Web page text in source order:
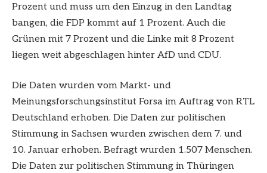
Prozent und muss um den Einzug in den Landtag
bangen, die FDP kommt auf 1 Prozent. Auch die
Grünen mit 7 Prozent und die Linke mit 8 Prozent
liegen weit abgeschlagen hinter AfD und CDU.
Die Daten wurden vom Markt- und
Meinungsforschungsinstitut Forsa im Auftrag von RTL
Deutschland erhoben. Die Daten zur politischen
Stimmung in Sachsen wurden zwischen dem 7. und
10. Januar erhoben. Befragt wurden 1.507 Menschen.
Die Daten zur politischen Stimmung in Thüringen